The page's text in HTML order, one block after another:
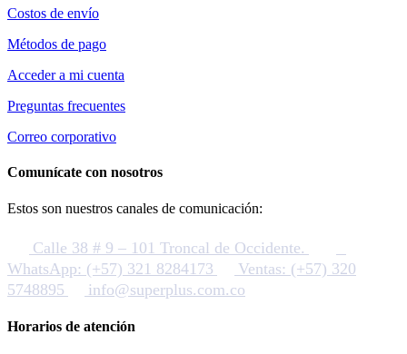
Costos de envío
Métodos de pago
Acceder a mi cuenta
Preguntas frecuentes
Correo corporativo
Comunícate con nosotros
Estos son nuestros canales de comunicación:
Calle 38 # 9 – 101 Troncal de Occidente.
WhatsApp: (+57) 321 8284173
Ventas: (+57) 320
5748895
info@superplus.com.co
Horarios de atención